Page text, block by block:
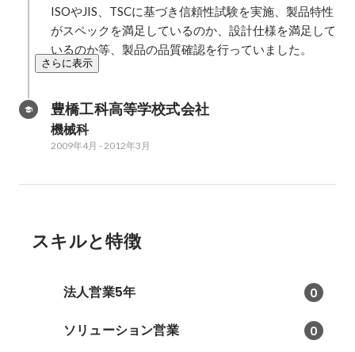
ISOやJIS、TSCに基づき信頼性試験を実施、製品特性
がスペックを満足しているのか、設計仕様を満足して
いるのか等、製品の品質確認を行っていました。
さらに表示
豊橋工科高等学校式会社
機械科
2009年4月 -2012年3月
スキルと特徴
法人営業5年 0
ソリューション営業 0